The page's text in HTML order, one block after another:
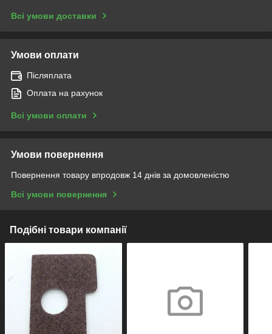
Всі умови доставки
Умови оплати
Післяплата
Оплата на рахунок
Всі умови оплати
Умови повернення
Повернення товару впродовж 14 днів за домовленістю
Всі умови повернення
Подібні товари компанії